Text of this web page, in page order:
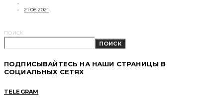
21.06.2021
ПОИСК
ПОИСК
ПОДПИСЫВАЙТЕСЬ НА НАШИ СТРАНИЦЫ В
СОЦИАЛЬНЫХ СЕТЯХ
TELEGRAM